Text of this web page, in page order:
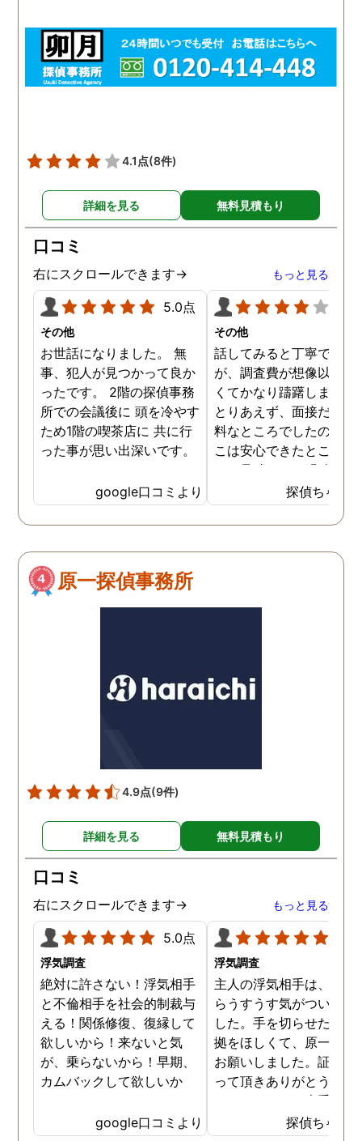
ます。
4.1点(8件)
詳細を見る 無料見積もり
口コミ
右にスクロールできます→ もっと見る
5.0点
その他
お世話になりました。 無
事、犯人が見つかって良か
ったです。 2階の探偵事務
所での会議後に 頭を冷やす
ため1階の喫茶店に 共に行
った事が思い出深いです。
google口コミより
その他
話してみると丁寧でした
が、調査費が想像以上に
くてかなり躊躇しました
とりあえず、面接だけは
料なところでしたので、
こは安心できたところで
た。見積もりは明確でし
のでそこは信頼できまし
た。ある程度自信がある
柄に関して、その証拠を
使わないと、調査費のみ
と思います。そのような
探偵ちゃん
原一探偵事務所
4.9点(9件)
詳細を見る 無料見積もり
口コミ
右にスクロールできます→ もっと見る
5.0点
浮気調査
絶対に許さない！浮気相手
と不倫相手を社会的制裁与
える！関係修復、復縁して
欲しいから！来ないと気
が、乗らないから！早期、
カムバックして欲しいか
google口コミより
浮気調査
主人の浮気相手は、以前
らうすうす気がついてい
した。手を切らせたくて
拠をほしくて、原一さん
お願いしました。証拠を
って頂きありがとうござ
ました。やはり大手の会
は違いますね。探偵ちゃん